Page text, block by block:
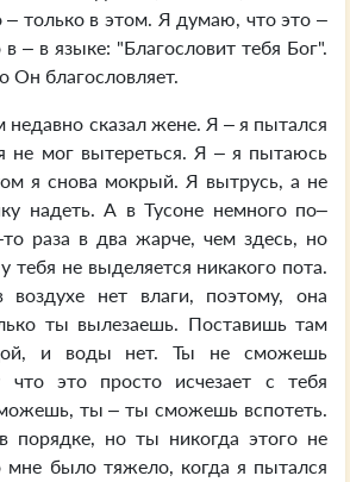
только в этом. Я думаю, что это –
– в языке: "Благословит тебя Бог".
Он благословляет.
недавно сказал жене. Я – я пытался
не мог вытереться. Я – я пытаюсь
я снова мокрый. Я вытрусь, а не
надеть. А в Тусоне немного по–
раза в два жарче, чем здесь, но
тебя не выделяется никакого пота.
нет влаги, поэтому, она
ты вылезаешь. Поставишь там
и воды нет. Ты не сможешь
что это просто исчезает с тебя
ты – ты сможешь вспотеть.
порядке, но ты никогда этого не
мне было тяжело, когда я пытался